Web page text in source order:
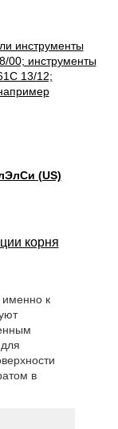
инструменты
00; инструменты
13/12;
(US)
корня
именно к
в